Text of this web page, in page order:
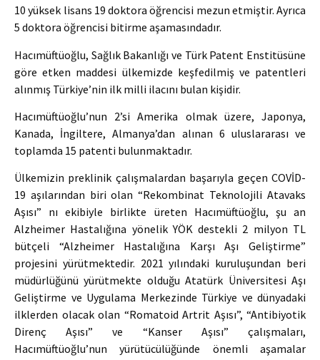
10 yüksek lisans 19 doktora öğrencisi mezun etmiştir. Ayrıca
5 doktora öğrencisi bitirme aşamasındadır.
Hacımüftüoğlu, Sağlık Bakanlığı ve Türk Patent Enstitüsüne
göre etken maddesi ülkemizde keşfedilmiş ve patentleri
alınmış Türkiye’nin ilk milli ilacını bulan kişidir.
Hacımüftüoğlu’nun 2’si Amerika olmak üzere, Japonya,
Kanada, İngiltere, Almanya’dan alınan 6 uluslararası ve
toplamda 15 patenti bulunmaktadır.
Ülkemizin preklinik çalışmalardan başarıyla geçen COVİD-
19 aşılarından biri olan “Rekombinat Teknolojili Atavaks
Aşısı” nı ekibiyle birlikte üreten Hacımüftüoğlu, şu an
Alzheimer Hastalığına yönelik YÖK destekli 2 milyon TL
bütçeli “Alzheimer Hastalığına Karşı Aşı Geliştirme”
projesini yürütmektedir. 2021 yılındaki kuruluşundan beri
müdürlüğünü yürütmekte olduğu Atatürk Üniversitesi Aşı
Geliştirme ve Uygulama Merkezinde Türkiye ve dünyadaki
ilklerden olacak olan “Romatoid Artrit Aşısı”, “Antibiyotik
Direnç Aşısı” ve “Kanser Aşısı” çalışmaları,
Hacımüftüoğlu’nun yürütücülüğünde önemli aşamalar